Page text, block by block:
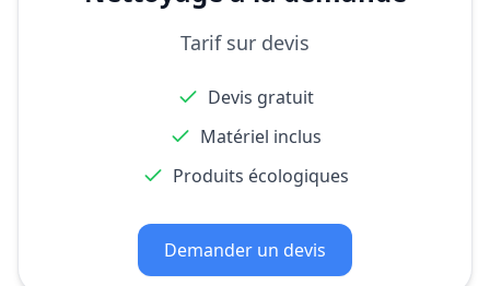
Tarif sur devis
Devis gratuit
Matériel inclus
Produits écologiques
Demander un devis